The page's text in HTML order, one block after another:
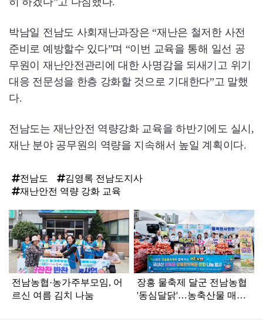
박남일 전남도 사회재난과장은 “재난은 철저한 사전
준비로 예방할수 있다”며 “이번 교육을 통해 일선 공
무원이 재난안전관리에 대한 사명감을 되새기고 위기
대응 전문성을 한층 강화할 것으로 기대한다”고 말했
다.
전남도는 재난안전 역량강화 교육을 하반기에도 실시,
재난 분야 공무원의 역량을 지속해서 높일 계획이다.
전남도
김영록 전남도지사
재난안전 역량 강화 교육
탑
라
인
전남농협·농가주부모임, 어
르신 여름 김치 나눔
장흥 물축제 달군 전남농협
'동심달닭'…농축산물 매력